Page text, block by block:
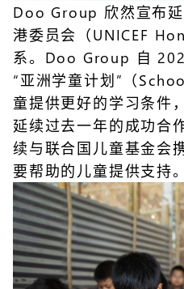
Doo Group 欣然宣布
港委员会（UNICEF
系。Doo Group 自
“亚洲学童计划”（
童提供更好的学习条件
延续过去一年的成功合
续与联合国儿童基金会
要帮助的儿童提供支持。